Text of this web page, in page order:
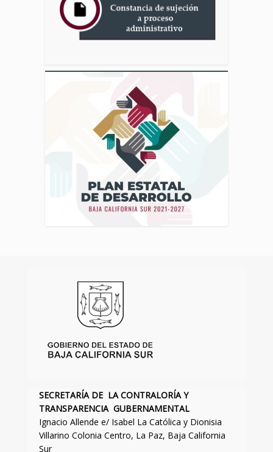
SECRETARÍA DE LA CONTRALORÍA Y
TRANSPARENCIA GUBERNAMENTAL
Ignacio Allende e/ Isabel La Católica y Dionisia
Villarino Colonia Centro, La Paz, Baja California
Sur